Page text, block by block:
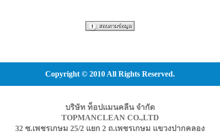
Copyright © 2010 All Rights Reserved.
บริษัท ท็อปแมนคลีน จำกัด
TOPMANCLEAN CO.,LTD
32 ซ.เพชรเกษม 25/2 แยก 2 ถ.เพชรเกษม แขวงปากคลอง